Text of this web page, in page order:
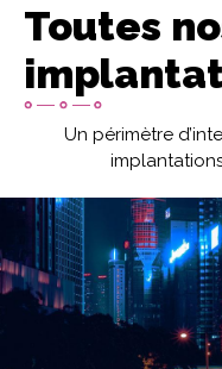
Toutes
Un périmètre
Image